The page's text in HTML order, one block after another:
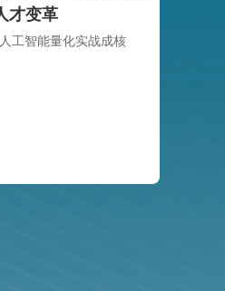
才变革
工智能量化实战成核